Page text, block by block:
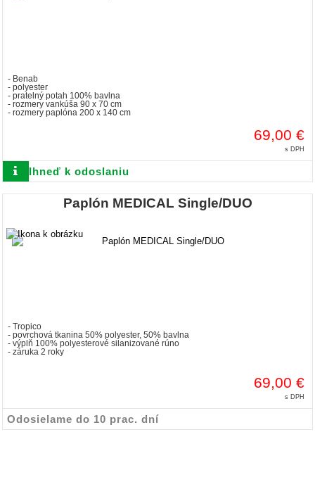
- Benab
- polyester
- pratelný potah 100% bavlna
- rozmery vankúša 90 x 70 cm
- rozmery paplóna 200 x 140 cm
69,00 €
s DPH
Ihneď k odoslaniu
Paplón MEDICAL Single/DUO
- Tropico
- povrchová tkanina 50% polyester, 50% bavlna
- výplň 100% polyesterové silanizované rúno
- záruka 2 roky
69,00 €
s DPH
Odosielame do 10 prac. dní